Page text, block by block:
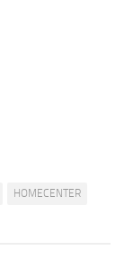
HOMECENTER